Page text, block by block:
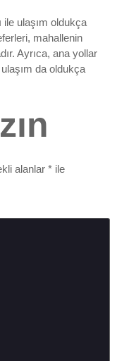
ile ulaşım oldukça
mahallenin
Ayrıca, ana yollar
da oldukça
alanlar * ile